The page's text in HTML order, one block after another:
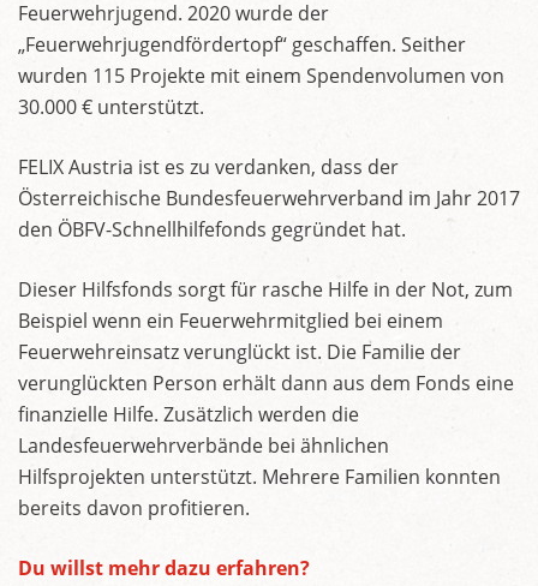
Feuerwehrjugend. 2020 wurde der
„Feuerwehrjugendfördertopf“ geschaffen. Seither
wurden 115 Projekte mit einem Spendenvolumen von
30.000 € unterstützt.
FELIX Austria ist es zu verdanken, dass der
Österreichische Bundesfeuerwehrverband im Jahr 2017
den ÖBFV-Schnellhilfefonds gegründet hat.
Dieser Hilfsfonds sorgt für rasche Hilfe in der Not, zum
Beispiel wenn ein Feuerwehrmitglied bei einem
Feuerwehreinsatz verunglückt ist. Die Familie der
verunglückten Person erhält dann aus dem Fonds eine
finanzielle Hilfe. Zusätzlich werden die
Landesfeuerwehrverbände bei ähnlichen
Hilfsprojekten unterstützt. Mehrere Familien konnten
bereits davon profitieren.
Du willst mehr dazu erfahren?